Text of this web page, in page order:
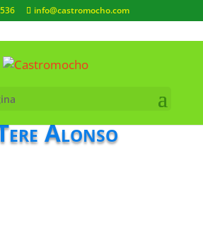
info@castromocho.com
Alonso